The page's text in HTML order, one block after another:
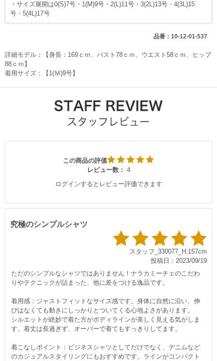
・サイズ展開は0(S)7号・1(M)9号・2(L)11号・3(2L)13号・4(3L)15
号・5(4L)17号
品番：10-12-01-537
詳細モデル：【身長：169ｃｍ、バスト78ｃｍ、ウエスト58ｃｍ、ヒップ
88ｃｍ】
着用サイズ：【1(Ｍ)9号】
この商品の評価
レビュー数： 4
ログインするとレビュー評価できます
究極のシンプルシャツ
スタッフ_330077_H:157cm
投稿日：2023/09/19
ただのシンプルなシャツではありません！ナラカミーチェのこだわ
りやテクニックが詰まった、他に差をつける逸品です。
着用感：ジャストフィットなサイズ感です。身体に自然に沿い、伸
びはなくても動きにしっかりとついてくる心地よさがあります。
シルエットが絶妙で着た方がボディラインが美しく見える気がしま
す。着丈は長過ぎず、オーバーで着てもすっきりしてます。
着こなしポイント：ビジネスシャツとしてだけでなく、デニムなど
のカジュアルスタイリングにもおすすめです。ラインがコンパクト